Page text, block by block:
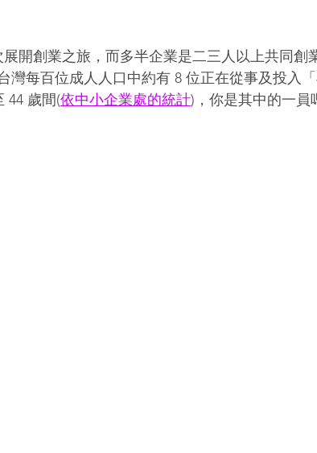
展開創業之旅，而多半企業是二三人以上共同創
灣每百位成人人口中約有 8 位正在從事及投入
44 歲間(依中小企業處的統計)，你是其中的一員